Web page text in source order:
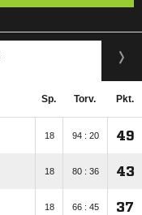
Sp. Torv. Pkt.
18 94 : 20 49
18 80 : 36 43
18 66 : 45 37